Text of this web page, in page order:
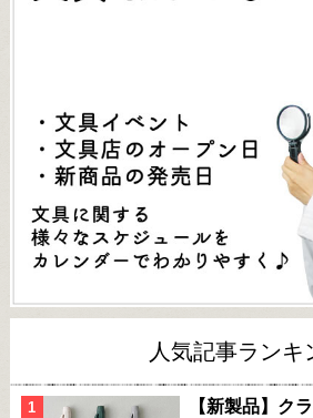
人気記事ランキ
【新製品】ク